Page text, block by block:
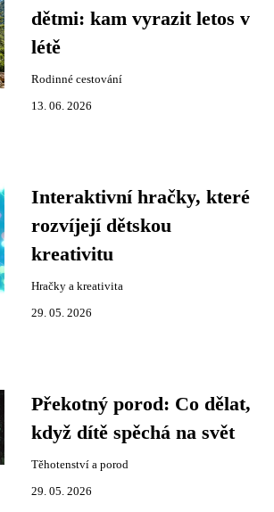
dětmi: kam vyrazit letos v
létě
Rodinné cestování
13. 06. 2026
Interaktivní hračky, které
rozvíjejí dětskou
kreativitu
Hračky a kreativita
29. 05. 2026
Překotný porod: Co dělat,
když dítě spěchá na svět
Těhotenství a porod
29. 05. 2026